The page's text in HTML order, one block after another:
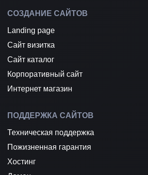
СОЗДАНИЕ САЙТОВ
Landing page
Сайт визитка
Сайт каталог
Корпоративный сайт
Интернет магазин
ПОДДЕРЖКА САЙТОВ
Техническая поддержка
Пожизненная гарантия
Хостинг